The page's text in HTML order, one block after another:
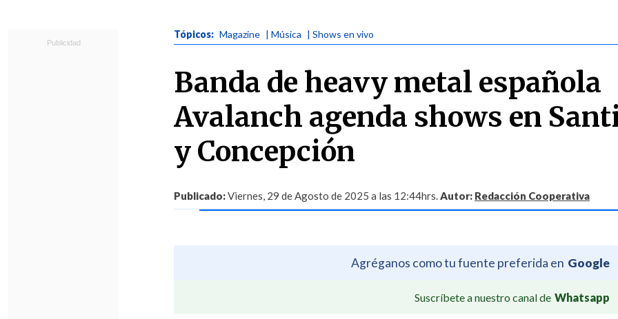
Tópicos: Magazine | Música | Shows en vivo
Banda de heavy metal española
Avalanch agenda shows en
y Concepción
Publicado:Viernes, 29 de Agosto de 2025 a las 12:44hrs.Autor: Redacción Cooperativa
Agréganos como tu fuente preferida en Google
Suscríbete a nuestro canal de Whatsapp